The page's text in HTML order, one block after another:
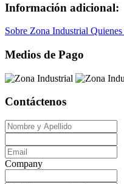
Información adicional:
Sobre Zona Industrial Quienes
Medios de Pago
Contáctenos
Company